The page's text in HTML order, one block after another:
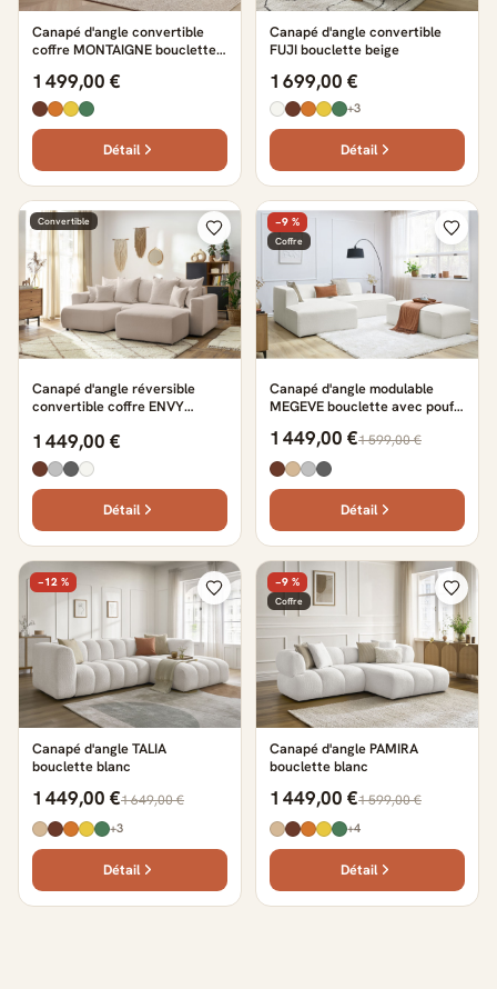
Canapé d'angle convertible
coffre MONTAIGNE bouclette
1 499,00 €
Détail
Canapé d'angle convertible
FUJI bouclette beige
1 699,00 €
+3
Détail
Convertible
Canapé d'angle réversible
convertible coffre ENVY
beige
1 449,00 €
Détail
−9 %
Coffre
Canapé d'angle modulable
MEGEVE bouclette avec pouf
1 449,00 €1 599,00 €
Détail
−12 %
Canapé d'angle TALIA
bouclette blanc
1 449,00 €1 649,00 €
+3
Détail
−9 %
Coffre
Canapé d'angle PAMIRA
bouclette blanc
1 449,00 €1 599,00 €
+4
Détail